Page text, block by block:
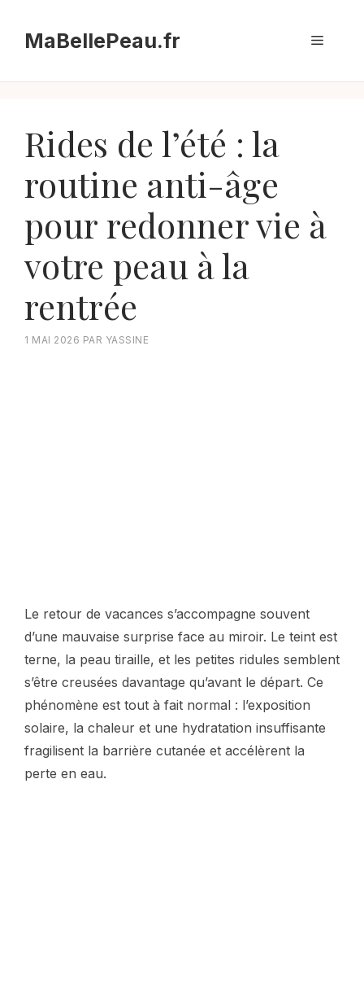
contenuMaBellePeau.fr Menu
Rides de l’été : la
routine anti-âge
pour redonner vie à
votre peau à la
rentrée
1 MAI 2026 PAR YASSINE
Le retour de vacances s’accompagne souvent
d’une mauvaise surprise face au miroir. Le teint est
terne, la peau tiraille, et les petites ridules semblent
s’être creusées davantage qu’avant le départ. Ce
phénomène est tout à fait normal : l’exposition
solaire, la chaleur et une hydratation insuffisante
fragilisent la barrière cutanée et accélèrent la
perte en eau.